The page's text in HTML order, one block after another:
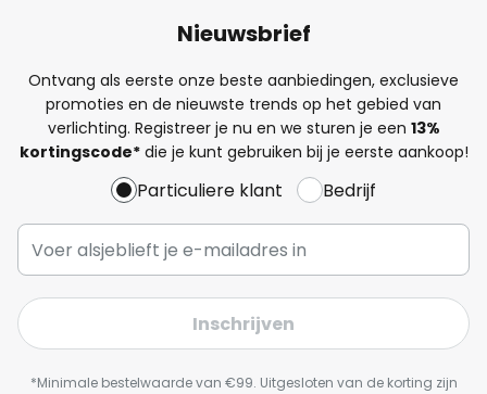
Nieuwsbrief
Ontvang als eerste onze beste aanbiedingen, exclusieve
promoties en de nieuwste trends op het gebied van
verlichting. Registreer je nu en we sturen je een 13%
kortingscode*die je kunt gebruiken bij je eerste aankoop!
Particuliere klant Bedrijf
Inschrijven
*Minimale bestelwaarde van €99. Uitgesloten van de korting zijn